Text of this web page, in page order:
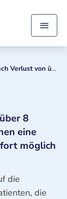
Lückengebiss nach Verlust von über 8 Zähnen je Kiefer in Fällen, in denen eine endgültige Versorgung nicht sofort möglich ist, je Kiefer
8
eine
möglich
die
die